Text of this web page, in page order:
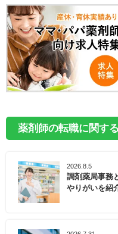
薬剤師の転職に関す
2026.8.5
調剤薬局事務
やりがいを紹